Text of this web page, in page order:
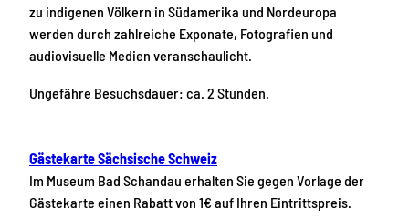
zu indigenen Völkern in Südamerika und Nordeuropa
werden durch zahlreiche Exponate, Fotografien und
audiovisuelle Medien veranschaulicht.
Ungefähre Besuchsdauer: ca. 2 Stunden.
Gästekarte Sächsische Schweiz
Im Museum Bad Schandau erhalten Sie gegen Vorlage der
Gästekarte einen Rabatt von 1€ auf Ihren Eintrittspreis.